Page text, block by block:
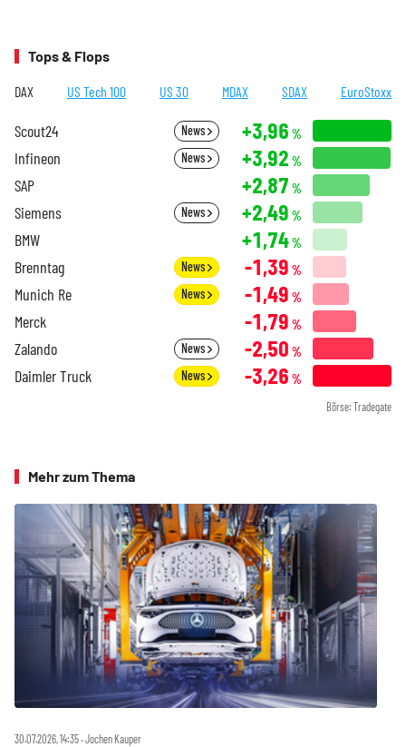
Tops & Flops
DAX US Tech 100 US 30 MDAX SDAX EuroStoxx
Scout24 News +3,96 %
Infineon News +3,92 %
SAP +2,87 %
Siemens News +2,49 %
BMW +1,74%
Brenntag News -1,39 %
Munich Re News -1,49 %
Merck -1,79 %
Zalando News -2,50 %
Daimler Truck News -3,26 %
Börse: Tradegate
Mehr zum Thema
30.07.2026, 14:35 ‧ Jochen Kauper